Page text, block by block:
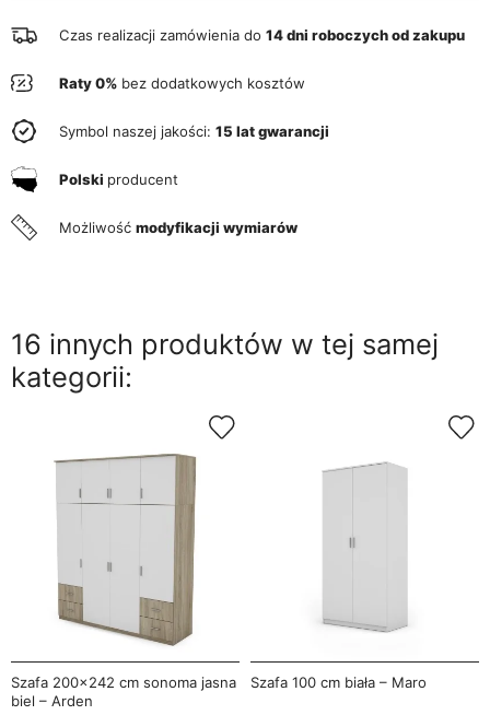
Czas realizacji zamówienia do 14 dni roboczych od zakupu
Raty 0% bez dodatkowych kosztów
Symbol naszej jakości: 15 lat gwarancji
Polski producent
Możliwość modyfikacji wymiarów
16 innych produktów w tej samej
kategorii:
Szafa 200x242 cm sonoma jasna
biel – Arden
Szafa 100 cm biała – Maro